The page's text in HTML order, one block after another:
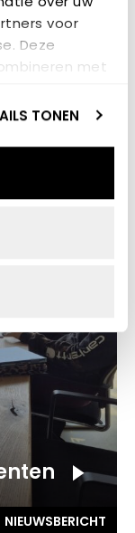
voor
Deze
met
uw gebruik
TONEN
NIEUWSBERICHT
NIEUWSBERICHT